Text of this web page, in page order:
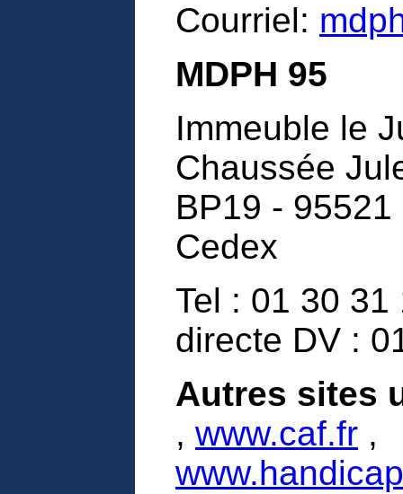
Courriel:
MDPH 95
Immeuble le
Chaussée
BP19 -
Cedex
Tel : 01 30
directe DV :
Autres sites
, www.caf.fr ,